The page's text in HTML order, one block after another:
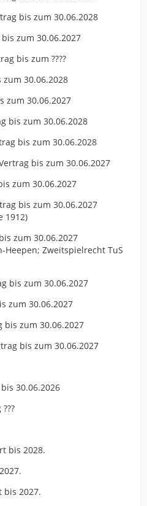
bis zum 30.06.2028
zum 30.06.2027
bis zum ????
zum 30.06.2028
zum 30.06.2027
bis zum 30.06.2028
bis zum 30.06.2028
bis zum 30.06.2027
zum 30.06.2027
bis zum 30.06.2027
1912)
zum 30.06.2027
Heepen; Zweitspielrecht TuS
bis zum 30.06.2027
zum 30.06.2027
bis zum 30.06.2027
bis zum 30.06.2027
30.06.2026
bis 2028.
bis 2027.